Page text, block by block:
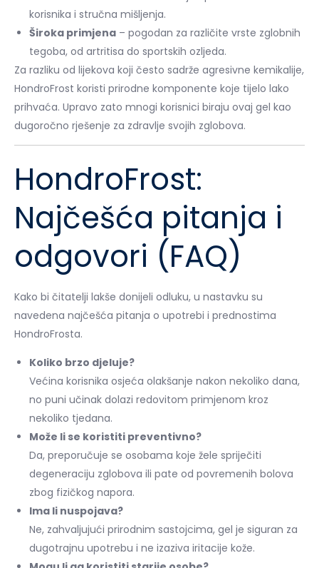
korisnika i stručna mišljenja.
Široka primjena – pogodan za različite vrste zglobnih
tegoba, od artritisa do sportskih ozljeda.
Za razliku od lijekova koji često sadrže agresivne kemikalije,
HondroFrost koristi prirodne komponente koje tijelo lako
prihvaća. Upravo zato mnogi korisnici biraju ovaj gel kao
dugoročno rješenje za zdravlje svojih zglobova.
HondroFrost:
Najčešća pitanja i
odgovori (FAQ)
Kako bi čitatelji lakše donijeli odluku, u nastavku su
navedena najčešća pitanja o upotrebi i prednostima
HondroFrosta.
Koliko brzo djeluje?
Većina korisnika osjeća olakšanje nakon nekoliko dana,
no puni učinak dolazi redovitom primjenom kroz
nekoliko tjedana.
Može li se koristiti preventivno?
Da, preporučuje se osobama koje žele spriječiti
degeneraciju zglobova ili pate od povremenih bolova
zbog fizičkog napora.
Ima li nuspojava?
Ne, zahvaljujući prirodnim sastojcima, gel je siguran za
dugotrajnu upotrebu i ne izaziva iritacije kože.